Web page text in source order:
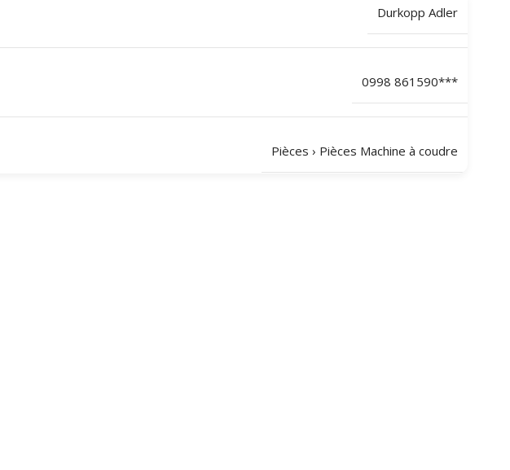
Durkopp Adler
0998 861590***
Pièces › Pièces Machine à coudre